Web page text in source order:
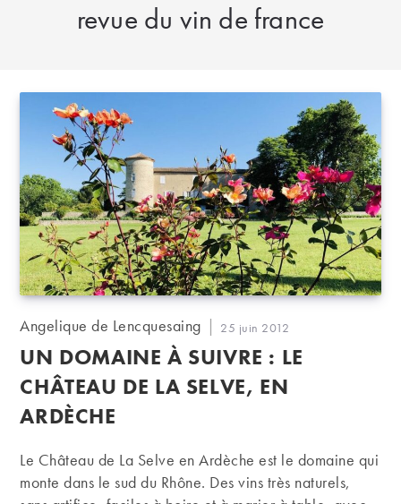
revue du vin de france
Auteur/autrice
la
publication :
Angelique de Lencquesaing
Publication
publiée :
25 juin 2012
UN DOMAINE À SUIVRE : LE
CHÂTEAU DE LA SELVE, EN
ARDÈCHE
Le Château de La Selve en Ardèche est le domaine qui
monte dans le sud du Rhône. Des vins très naturels,